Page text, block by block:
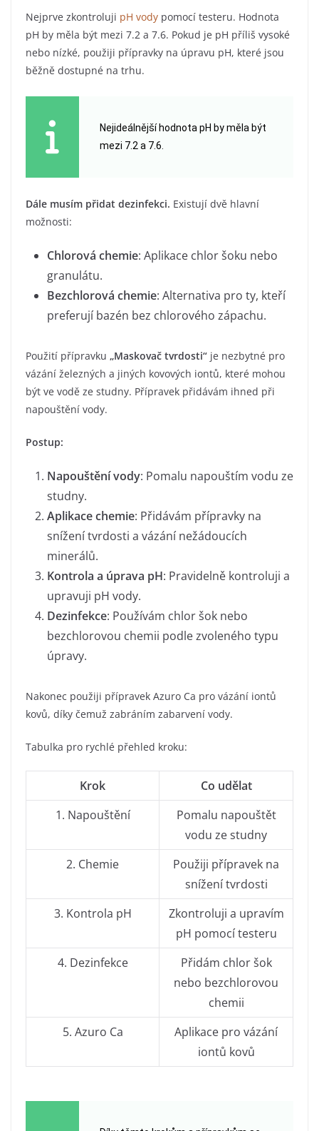
Nejprve zkontroluji pH vody pomocí testeru. Hodnota
pH by měla být mezi 7.2 a 7.6. Pokud je pH příliš vysoké
nebo nízké, použiji přípravky na úpravu pH, které jsou
běžně dostupné na trhu.
Nejideálnější hodnota pH by měla být
mezi 7.2 a 7.6.
Dále musím přidat dezinfekci. Existují dvě hlavní
možnosti:
Chlorová chemie: Aplikace chlor šoku nebo
granulátu.
Bezchlorová chemie: Alternativa pro ty, kteří
preferují bazén bez chlorového zápachu.
Použití přípravku „Maskovač tvrdosti“ je nezbytné pro
vázání železných a jiných kovových iontů, které mohou
být ve vodě ze studny. Přípravek přidávám ihned při
napouštění vody.
Postup:
Napouštění vody: Pomalu napouštím vodu ze
studny.
Aplikace chemie: Přidávám přípravky na
snížení tvrdosti a vázání nežádoucích
minerálů.
Kontrola a úprava pH: Pravidelně kontroluji a
upravuji pH vody.
Dezinfekce: Používám chlor šok nebo
bezchlorovou chemii podle zvoleného typu
úpravy.
Nakonec použiji přípravek Azuro Ca pro vázání iontů
kovů, díky čemuž zabráním zabarvení vody.
Tabulka pro rychlé přehled kroku:
Krok
Co udělat
1. Napouštění
Pomalu napouštět
vodu ze studny
2. Chemie
Použiji přípravek na
snížení tvrdosti
3. Kontrola pH
Zkontroluji a upravím
pH pomocí testeru
4. Dezinfekce
Přidám chlor šok
nebo bezchlorovou
chemii
5. Azuro Ca
Aplikace pro vázání
iontů kovů